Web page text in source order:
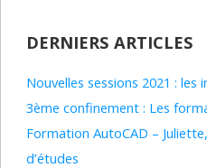
DERNIERS ARTICLES
Nouvelles sessions 2021 :
3ème confinement : Les
Formation AutoCAD –
d’études